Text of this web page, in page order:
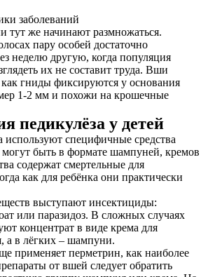
заболеваний
тут же начинают размножаться.
пару особей достаточно
неделю другую, когда популяция
их не составит труда. Вши
гниды фиксируются у основания
1-2 мм и похожи на крошечные
педикулёза у детей
используют специфичные средства
быть в формате шампуней, кремов
содержат смертельные для
как для ребёнка они практически
выступают инсектициды:
или паразидоз. В сложных случаях
концентрат в виде крема для
а в лёгких – шампуни.
применяет перметрин, как наиболее
от вшей следует обратить